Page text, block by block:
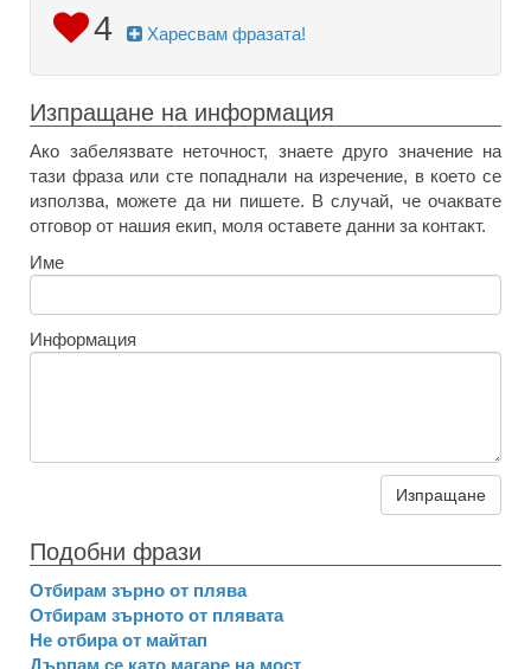
4 Харесвам фразата!
Изпращане на информация
Ако забелязвате неточност, знаете друго значение на
тази фраза или сте попаднали на изречение, в което се
използва, можете да ни пишете. В случай, че очаквате
отговор от нашия екип, моля оставете данни за контакт.
Име
Информация
Изпращане
Подобни фрази
Отбирам зърно от плява
Отбирам зърното от плявата
Не отбира от майтап
Дърпам се като магаре на мост